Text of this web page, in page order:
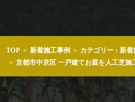
TOP 新着施工事例
カテゴリー : 新着
京都市中京区 一戸建てお庭を人工芝施